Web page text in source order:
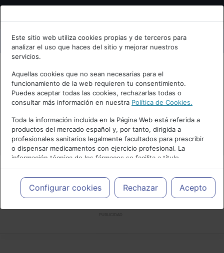
Bienvenid@ a psiquiatria.com
Escribe tu Email
Accede o regístrate con tu email.
Cancelar
Este sitio web utiliza cookies propias y de terceros para
analizar el uso que haces del sitio y mejorar nuestros
servicios.
Aquellas cookies que no sean necesarias para el
funcionamiento de la web requieren tu consentimiento.
Puedes aceptar todas las cookies, rechazarlas todas o
consultar más información en nuestra Política de Cookies.
Toda la información incluida en la Página Web está referida a
productos del mercado español y, por tanto, dirigida a
profesionales sanitarios legalmente facultados para prescribir
o dispensar medicamentos con ejercicio profesional. La
información técnica de los fármacos se facilita a título
meramente informativo, siendo responsabilidad de los
profesionales facultados prescribir medicamentos y decidir, en
cada caso concreto, el tratamiento más adecuado a las
necesidades del paciente.
Configurar cookies Rechazar Acepto